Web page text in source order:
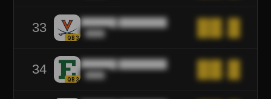
33
QB3
██████ ████████
████
34
QB3
██████ ████████
████